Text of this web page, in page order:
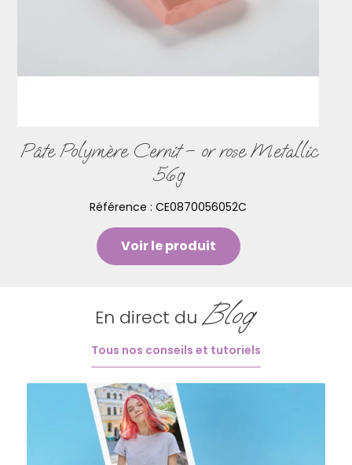
Pâte Polymère Cernit – or rose Metallic
56g
Référence : CE0870056052C
Voir le produit
En direct du Blog
Tous nos conseils et tutoriels